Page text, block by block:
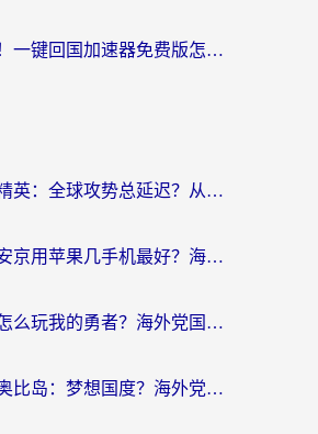
海外党别愁！一键回国加速器免费版怎么选？从踩坑到流畅访问的全攻略
海外玩反恐精英：全球攻势总延迟？从瑞典玩神武4到外国玩黎明觉醒，选对加速器才是关键！
玩决战！平安京用苹果几手机最好？海外党必看的设备+加速器双攻略
印度尼西亚怎么玩我的勇者？海外党国服游戏加速避坑指南（附实况五行师解决方案）
瑞典怎么玩奥比岛：梦想国度？海外党亲测有效的国服游戏加速全攻略